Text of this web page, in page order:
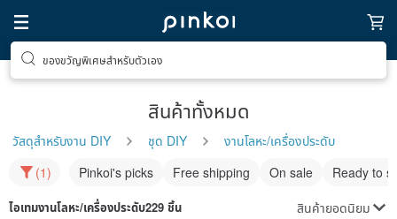
ของขวัญพิเศษสำหรับตัวเอง
สินค้าทั้งหมด
วัสดุสำหรับงาน DIY ชุด DIY
งานโลหะ/เครื่องประดับ
(1)
Pinkoi's picks Free shipping On sale Ready to
ไอเทมงานโลหะ/เครื่องประดับ229 ชิ้น สินค้ายอดนิยม